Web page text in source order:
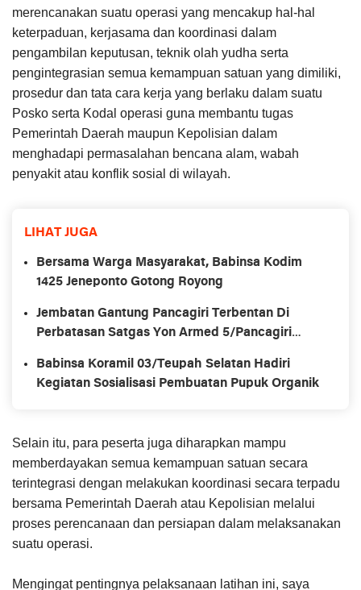
merencanakan suatu operasi yang mencakup hal-hal
keterpaduan, kerjasama dan koordinasi dalam
pengambilan keputusan, teknik olah yudha serta
pengintegrasian semua kemampuan satuan yang dimiliki,
prosedur dan tata cara kerja yang berlaku dalam suatu
Posko serta Kodal operasi guna membantu tugas
Pemerintah Daerah maupun Kepolisian dalam
menghadapi permasalahan bencana alam, wabah
penyakit atau konflik sosial di wilayah.
LIHAT JUGA
Bersama Warga Masyarakat, Babinsa Kodim
1425 Jeneponto Gotong Royong
Jembatan Gantung Pancagiri Terbentan Di
Perbatasan Satgas Yon Armed 5/Pancagiri
Babinsa Koramil 03/Teupah Selatan Hadiri
Kegiatan Sosialisasi Pembuatan Pupuk Organik
Selain itu, para peserta juga diharapkan mampu
memberdayakan semua kemampuan satuan secara
terintegrasi dengan melakukan koordinasi secara terpadu
bersama Pemerintah Daerah atau Kepolisian melalui
proses perencanaan dan persiapan dalam melaksanakan
suatu operasi.
Mengingat pentingnya pelaksanaan latihan ini, saya